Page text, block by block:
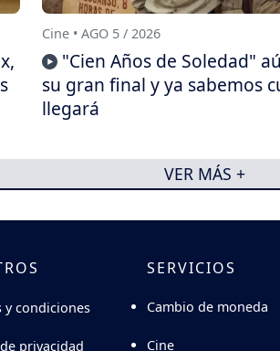
Cine • AGO 5 / 2026
"Cien Años de Soledad"
su gran final y ya sabemos
llegará
VER MÁS +
y condiciones
privacidad
SERVICIOS
Cambio de moneda
Cine